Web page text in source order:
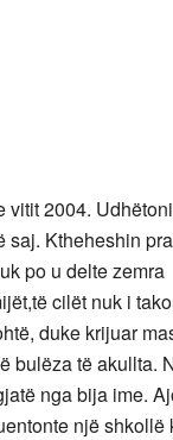
vitit 2004.
saj. Ktheheshin
po u delte zemra
cilët nuk i
duke krijuar
bulëza të akullta.
nga bija ime.
një shkollë